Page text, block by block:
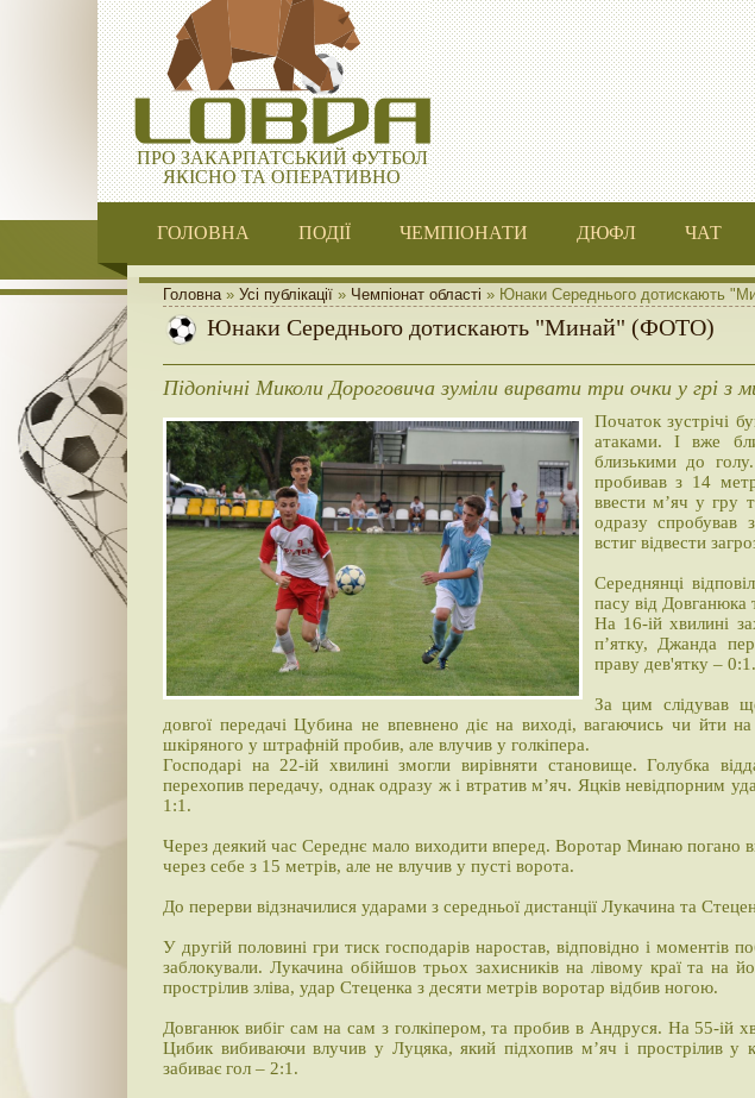
ПРО ЗАКАРПАТСЬКИЙ ФУТБОЛ
ЯКІСНО ТА ОПЕРАТИВНО
ГОЛОВНА ПОДІЇ ЧЕМПІОНАТИ ДЮФЛ ЧАТ
Головна» Усі публікації » Чемпіонат області » ​Юнаки Середнього дотискають
​Юнаки Середнього дотискають "Минай" (ФОТО)
Підопічні Миколи Дороговича зуміли вирвати три очки у грі з
Початок зустрічі
атаками. І вже
близькими до
пробивав з 14
ввести м’яч у гру
одразу спробував
встиг відвести
Середнянці
пасу від Довганюка
На 16-ій хвилині
п’ятку, Джанда
праву дев'ятку – 0:1.
За цим слідував
довгої передачі Цубина не впевнено діє на виході, вагаючись чи йти
шкіряного у штрафній пробив, але влучив у голкіпера.
Господарі на 22-ій хвилині змогли вирівняти становище. Голубка
перехопив передачу, однак одразу ж і втратив м’яч. Яцків невідпорним
1:1.
Через деякий час Середнє мало виходити вперед. Воротар Минаю погано
через себе з 15 метрів, але не влучив у пусті ворота.
До перерви відзначилися ударами з середньої дистанції Лукачина та
У другій половині гри тиск господарів наростав, відповідно і моментів
заблокували. Лукачина обійшов трьох захисників на лівому краї та на
прострілив зліва, удар Стеценка з десяти метрів воротар відбив ногою.
Довганюк вибіг сам на сам з голкіпером, та пробив в Андруся. На 55-ій
Цибик вибиваючи влучив у Луцяка, який підхопив м’яч і прострілив у
забиває гол – 2:1.